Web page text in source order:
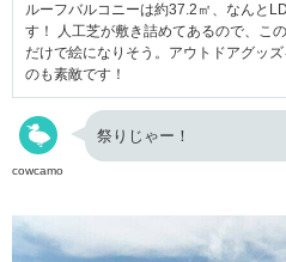
ルーフバルコニーは約37.2㎡、なんと
す！ 人工芝が敷き詰めてあるので、こ
だけで絵になりそう。アウトドアグッ
のも素敵です！
cowcamo
祭りじゃー！